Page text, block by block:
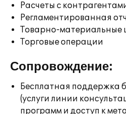
Расчеты с
Регламентированная
Товарно-материальные
Торговые операции
Сопровождение:
Бесплатная поддержка
(услуги линии
программ и доступ к